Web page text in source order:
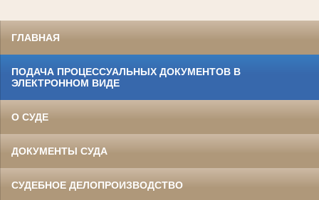
ГЛАВНАЯ
ПОДАЧА ПРОЦЕССУАЛЬНЫХ ДОКУМЕНТОВ В
ЭЛЕКТРОННОМ ВИДЕ
О СУДЕ
ДОКУМЕНТЫ СУДА
СУДЕБНОЕ ДЕЛОПРОИЗВОДСТВО